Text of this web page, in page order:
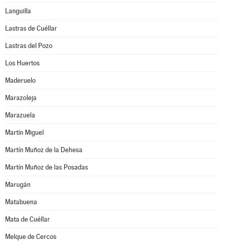
Languilla
Lastras de Cuéllar
Lastras del Pozo
Los Huertos
Maderuelo
Marazoleja
Marazuela
Martín Miguel
Martín Muñoz de la Dehesa
Martín Muñoz de las Posadas
Marugán
Matabuena
Mata de Cuéllar
Melque de Cercos